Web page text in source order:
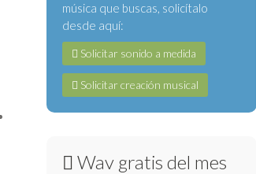
música que buscas, solicítalo
desde aquí:
Solicitar sonido a medida
Solicitar creación musical
Wav gratis del mes